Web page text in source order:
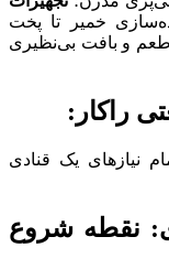
خمیر تا پخت
و بافت بی‌نظیری
راکار:
نیازهای یک قنادی
نقطه شروع